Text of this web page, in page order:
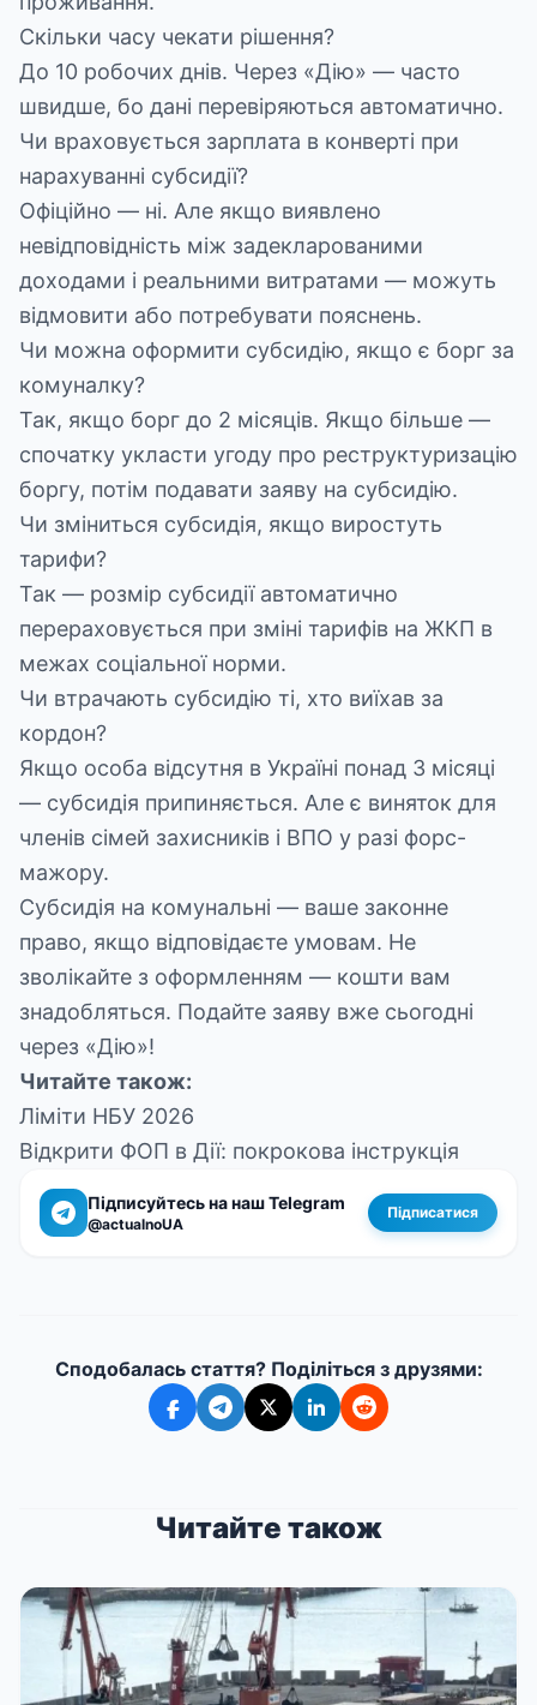
Скільки часу чекати рішення?
До 10 робочих днів. Через «Дію» — часто
швидше, бо дані перевіряються автоматично.
Чи враховується зарплата в конверті при
нарахуванні субсидії?
Офіційно — ні. Але якщо виявлено
невідповідність між задекларованими
доходами і реальними витратами — можуть
відмовити або потребувати пояснень.
Чи можна оформити субсидію, якщо є борг за
комуналку?
Так, якщо борг до 2 місяців. Якщо більше —
спочатку укласти угоду про реструктуризацію
боргу, потім подавати заяву на субсидію.
Чи зміниться субсидія, якщо виростуть
тарифи?
Так — розмір субсидії автоматично
перераховується при зміні тарифів на ЖКП в
межах соціальної норми.
Чи втрачають субсидію ті, хто виїхав за
кордон?
Якщо особа відсутня в Україні понад 3 місяці
— субсидія припиняється. Але є виняток для
членів сімей захисників і ВПО у разі форс-
мажору.
Субсидія на комунальні — ваше законне
право, якщо відповідаєте умовам. Не
зволікайте з оформленням — кошти вам
знадобляться. Подайте заяву вже сьогодні
через «Дію»!
Читайте також:
Ліміти НБУ 2026
Відкрити ФОП в Дії: покрокова інструкція
Підписуйтесь на наш Telegram
@actualnoUA
Підписатися
Сподобалась стаття? Поділіться з друзями:
Читайте також